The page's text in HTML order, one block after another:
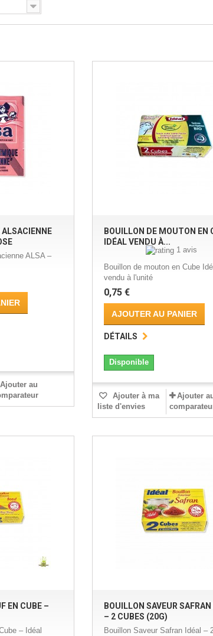
ALSACIENNE
ALSA –
Ajouter au
BOUILLON DE MOUTON EN
IDÉAL VENDU À...
1 avis
Bouillon de mouton en Cube
vendu à l'unité
0,75 €
AJOUTER AU PANIER
DÉTAILS
Disponible
Ajouter à ma
liste d'envies
Ajouter
EN CUBE –
– Idéal
BOUILLON SAVEUR
– 2 CUBES (20G)
Bouillon Saveur Safran Idéal –